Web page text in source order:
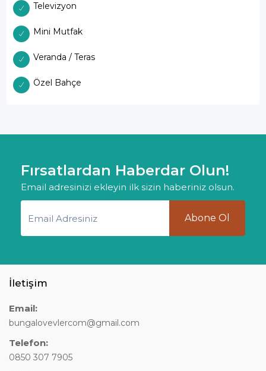
Televizyon
Mini Mutfak
Veranda / Teras
Özel Bahçe
Fırsatlardan Haberdar Olun!
Email adresinizi ekleyin ilk sizin haberiniz olsun.
Abone Ol
İletişim
Email:
bungalovevlercom@gmail.com
Telefon:
0850 307 7905